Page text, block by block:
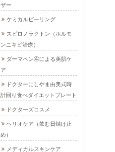
ザー
ケミカルピーリング
スピロノラクトン（ホルモ
ンニキビ治療）
ダーマペン④による美肌ケ
ア
ドクターにしやま由美式時
計回り食べダイエットプレート
ドクターズコスメ
ヘリオケア（飲む日焼け止
め）
メディカルスキンケア